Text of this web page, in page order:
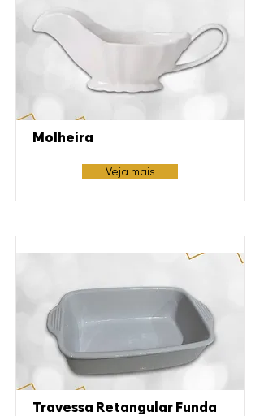
Molheira
Veja mais
Travessa Retangular Funda